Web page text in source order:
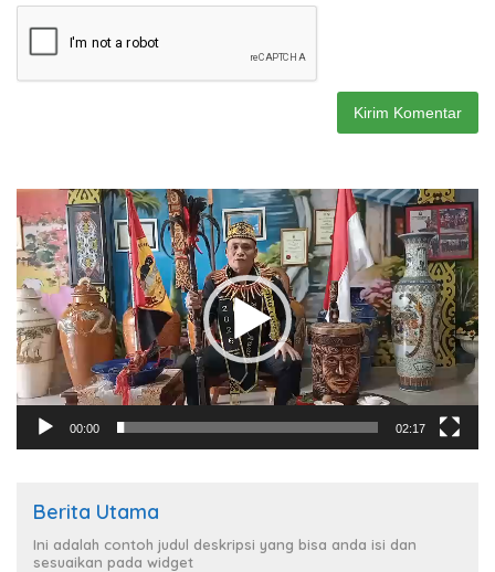
Pemutar
Video
00:00 02:17
Berita Utama
Ini adalah contoh judul deskripsi yang bisa anda isi dan
sesuaikan pada widget